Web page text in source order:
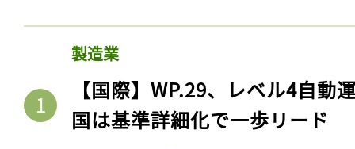
製造業
【国際】WP.29、レベル4自動
国は基準詳細化で一歩リード